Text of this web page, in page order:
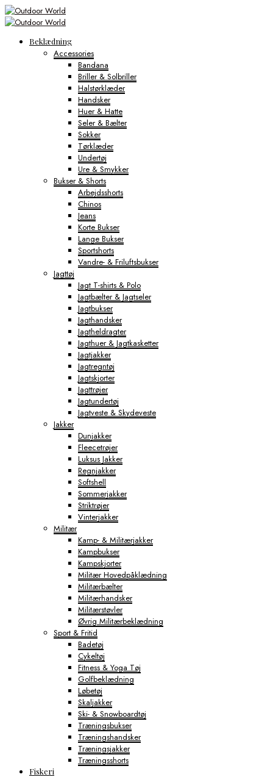
Beklædning
Accessories
Bandana
Briller & Solbriller
Halstørklæder
Handsker
Huer & Hatte
Seler & Bælter
Sokker
Tørklæder
Undertøj
Ure & Smykker
Bukser & Shorts
Arbejdsshorts
Chinos
Jeans
Korte Bukser
Lange Bukser
Sportshorts
Vandre- & Friluftsbukser
Jagttøj
Jagt T-shirts & Polo
Jagtbælter & Jagtseler
Jagtbukser
Jagthandsker
Jagtheldragter
Jagthuer & Jagtkasketter
Jagtjakker
Jagtregntøj
Jagtskjorter
Jagttrøjer
Jagtundertøj
Jagtveste & Skydeveste
Jakker
Dunjakker
Fleecetrøjer
Luksus Jakker
Regnjakker
Softshell
Sommerjakker
Striktrøjer
Vinterjakker
Militær
Kamp- & Militærjakker
Kampbukser
Kampskjorter
Militær Hovedpåklædning
Militærbælter
Militærhandsker
Militærstøvler
Øvrig Militærbeklædning
Sport & Fritid
Badetøj
Cykeltøj
Fitness & Yoga Tøj
Golfbeklædning
Løbetøj
Skaljakker
Ski- & Snowboardtøj
Træningsbukser
Træningshandsker
Træningsjakker
Træningsshorts
Fiskeri